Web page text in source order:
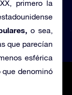
primero la
o sea,
que parecían
esférica
denominó